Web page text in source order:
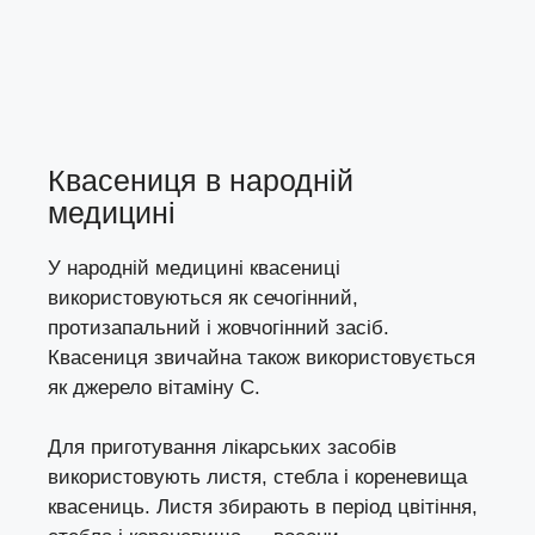
Квасениця в народній
медицині
У народній медицині квасениці
використовуються як сечогінний,
протизапальний і жовчогінний засіб.
Квасениця звичайна також використовується
як джерело вітаміну С.
Для приготування лікарських засобів
використовують листя, стебла і кореневища
квасениць. Листя збирають в період цвітіння,